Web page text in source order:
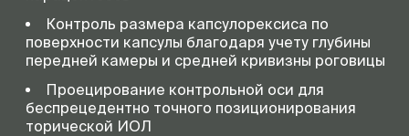
Контроль размера капсулорексиса по
поверхности капсулы благодаря учету глубины
передней камеры и средней кривизны роговицы
Проецирование контрольной оси для
беспрецедентно точного позиционирования
торической ИОЛ